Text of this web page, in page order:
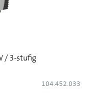
/ 3-stufig
104.452.033